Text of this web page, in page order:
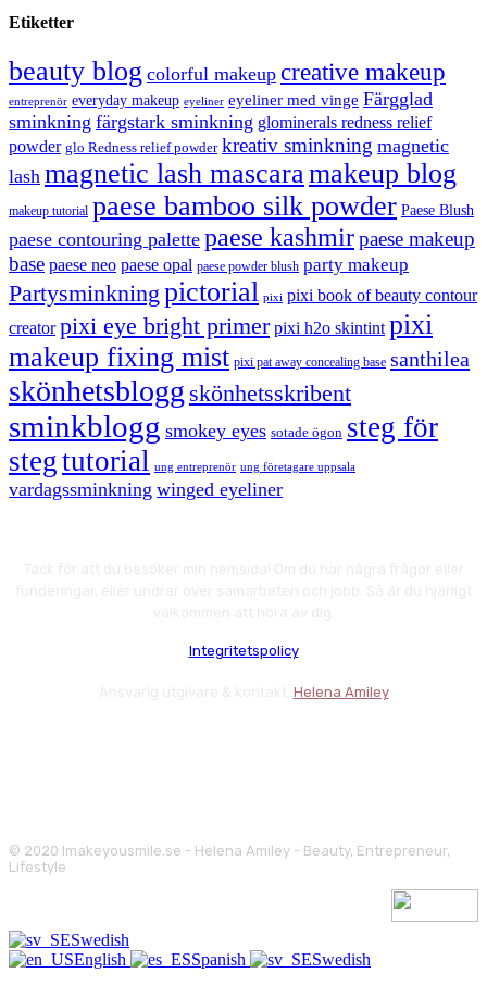
Etiketter
beauty blog colorful makeup creative makeup
entreprenör everyday makeup eyeliner eyeliner med vinge Färgglad
sminkning färgstark sminkning glominerals redness relief
powder glo Redness relief powder kreativ sminkning magnetic
lash magnetic lash mascaramakeup blog
makeup tutorial paese bamboo silk powder Paese Blush
paese contouring palette paese kashmirpaese makeup
base paese neo paese opal paese powder blush party makeup
Partysminkning pictorial pixi pixi book of beauty contour
creator pixi eye bright primer pixi h2o skintint pixi
makeup fixing mist pixi pat away concealing base santhilea
skönhetsblogg skönhetsskribent
sminkblogg smokey eyes sotade ögon steg för
stegtutorial ung entreprenör ung företagare uppsala
vardagssminkning winged eyeliner
Integritetspolicy
Helena Amiley
© 2020 Imakeyousmile.se - Helena Amiley - Beauty, Entrepreneur,
Lifestyle
Swedish
English
Spanish Swedish